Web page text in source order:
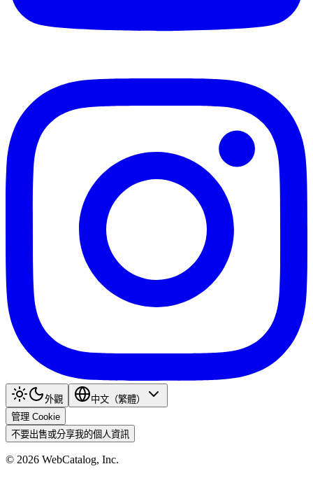
外觀
中文（繁體）
管理 Cookie
不要出售或分享我的個人資訊
© 2026 WebCatalog, Inc.